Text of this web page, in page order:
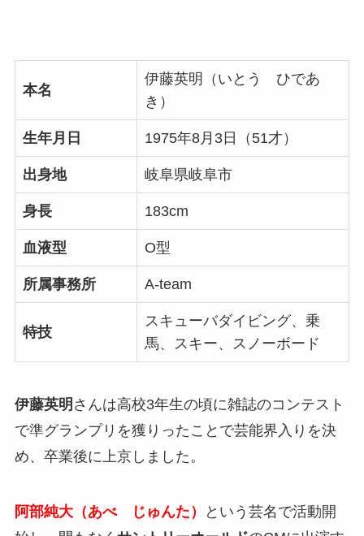
本名
伊藤英明（いとう ひであ
き）
生年月日 1975年8月3日（51才）
出身地 岐阜県岐阜市
身長 183cm
血液型 O型
所属事務所 A-team
特技
スキューバダイビング、乗
馬、スキー、スノーボード
伊藤英明 さんは高校3年生の頃に雑誌のコンテスト
で準グランプリを獲りったことで芸能界入りを決
め、卒業後に上京しました。
阿部純大（あべ じゅんた）
という芸名で活動開